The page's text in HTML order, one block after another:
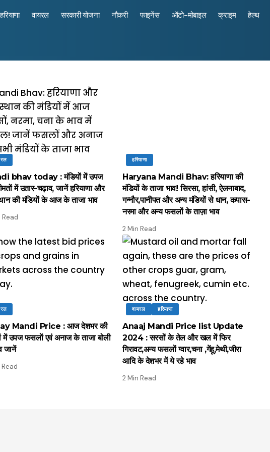
हरियाणा वायरल सरकारी योजना नौकरी फाइनेंस ऑटो-मोबाइल क्राइम हेल्थ
bhav today : मंडियों में उपज
में उतार-चढ़ाव, जानें हरियाणा और
की मंडियों के आज के ताजा भाव
Read
हरियाणा
Haryana Mandi Bhav: हरियाणा की
मंडियों के ताजा भाव! सिरसा, हांसी, ऐलनाबाद,
गन्नौर,पानीपत और अन्य मंडियों से धान, कपास-
नरमा और अन्य फसलों के ताज़ा भाव
2 Min Read
Mandi Price : आज देशभर की
में उपज फसलाें एवं अनाज के ताजा बोली
जानें
वायरल हरियाणा
Anaaj Mandi Price list Update
2024 : सरसों के तेल और खल में फिर
गिरावट,अन्य फसलों ग्वार,चना ,गेंहू,मेथी,जीरा
आदि के देशभर में ये रहे भाव
2 Min Read